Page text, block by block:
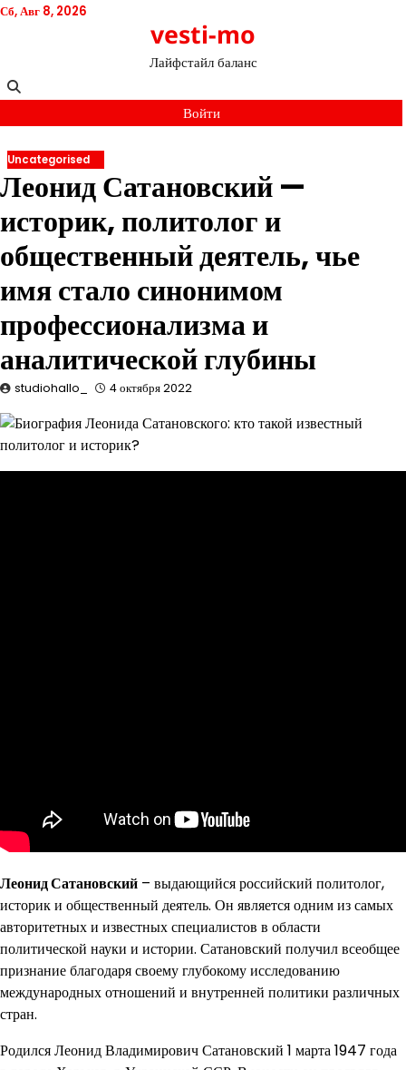
Перейти
Сб, Авг 8, 2026
vesti-mo
Лайфстайл баланс
Войти
Uncategorised
Леонид Сатановский —
историк, политолог и
общественный деятель, чье
имя стало синонимом
профессионализма и
аналитической глубины
studiohallo_ 4 октября 2022
Леонид Сатановский – выдающийся российский политолог,
историк и общественный деятель. Он является одним из самых
авторитетных и известных специалистов в области
политической науки и истории. Сатановский получил всеобщее
признание благодаря своему глубокому исследованию
международных отношений и внутренней политики различных
стран.
Родился Леонид Владимирович Сатановский 1 марта 1947 года